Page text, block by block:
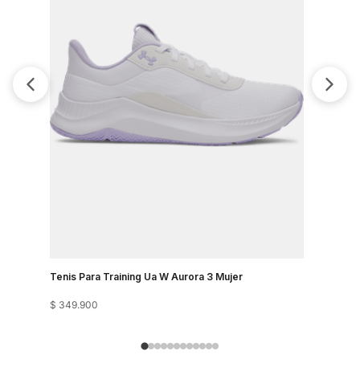
Tenis Para Training Ua W Aurora 3 Mujer
$ 349.900